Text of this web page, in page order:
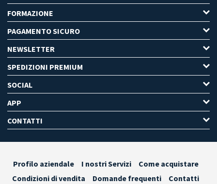
FORMAZIONE
PAGAMENTO SICURO
NEWSLETTER
SPEDIZIONI PREMIUM
SOCIAL
APP
CONTATTI
Profilo aziendale I nostri Servizi
Come acquistare
Condizioni di vendita
Domande frequenti
Contatti